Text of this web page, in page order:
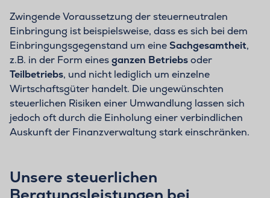
Zwingende Voraussetzung der steuerneutralen
Einbringung ist beispielsweise, dass es sich bei dem
Einbringungsgegenstand um eineSachgesamtheit,
z.B. in der Form einesganzen Betriebsoder
Teilbetriebs, und nicht lediglich um einzelne
Wirtschaftsgüter handelt. Die ungewünschten
steuerlichen Risiken einer Umwandlung lassen sich
jedoch oft durch die Einholung einer verbindlichen
Auskunft der Finanzverwaltung stark einschränken.
Unsere steuerlichen